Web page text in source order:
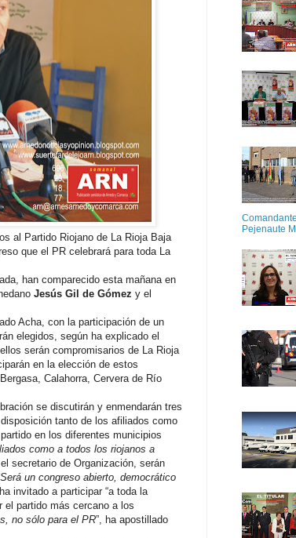
al Partido Riojano de La Rioja Baja
que el PR celebrará para toda La
han comparecido esta mañana en
Jesús Gil de Gómez y el
Acha, con la participación de un
elegidos, según ha explicado el
serán compromisarios de La Rioja
en la elección de estos
Calahorra, Cervera de Río
se discutirán y enmendarán tres
tanto de los afiliados como
en los diferentes municipios
como a todos los riojanos a
secretario de Organización, serán
Será un congreso abierto, democrático
invitado a participar “a toda la
el partido más cercano a los
no sólo para el PR”, ha apostillado
Pejenaute